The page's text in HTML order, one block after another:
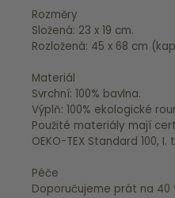
Rozměry
Složená: 23 x 19 cm.
Rozložená: 45 x 68 cm
Materiál
Svrchní: 100% bavlna.
Výplň: 100% ekologické
Použité materiály mají
OEKO-TEX Standard 100, I.
Péče
Doporučujeme prát na 40